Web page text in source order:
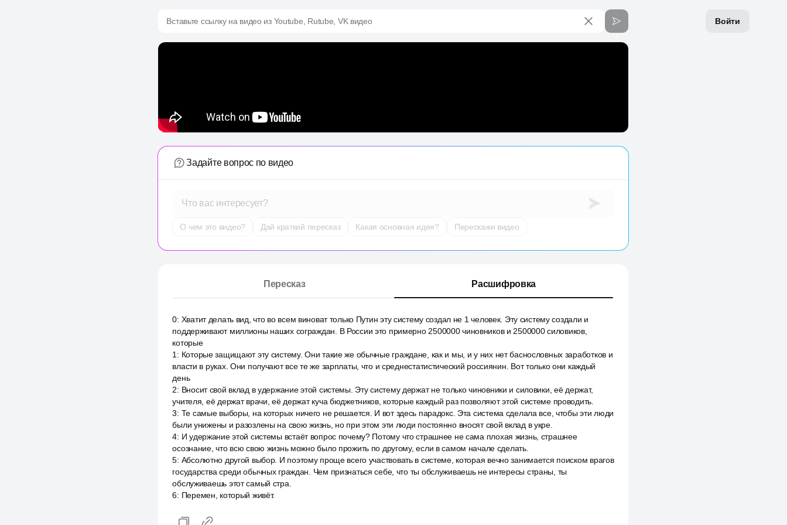
Войти
Вставьте ссылку на видео из Youtube, Rutube, VK видео
Задайте вопрос по видео
Что вас интересует?
О чем это видео? Дай краткий пересказ Какая основная идея? Перескажи видео
Пересказ Расшифровка
0: Хватит делать вид, что во всем виноват только Путин эту систему создал не 1 человек. Эту систему создали и
поддерживают миллионы наших сограждан. В России это примерно 2500000 чиновников и 2500000 силовиков,
которые
1 : Которые защищают эту систему. Они такие же обычные граждане, как и мы, и у них нет баснословных заработков и
власти в руках. Они получают все те же зарплаты, что и среднестатистический россиянин. Вот только они каждый
день
2: Вносит свой вклад в удержание этой системы. Эту систему держат не только чиновники и силовики, её держат,
учителя, её держат врачи, её держат куча бюджетников, которые каждый раз позволяют этой системе проводить.
3: Те самые выборы, на которых ничего не решается. И вот здесь парадокс. Эта система сделала все, чтобы эти люди
были унижены и разозлены на свою жизнь, но при этом эти люди постоянно вносят свой вклад в укре.
4: И удержание этой системы встаёт вопрос почему? Потому что страшнее не сама плохая жизнь, страшнее
осознание, что всю свою жизнь можно было прожить по другому, если в самом начале сделать.
5: Абсолютно другой выбор. И поэтому проще всего участвовать в системе, которая вечно занимается поиском врагов
государства среди обычных граждан. Чем признаться себе, что ты обслуживаешь не интересы страны, ты
обслуживаешь этот самый стра.
6: Перемен, который живёт.